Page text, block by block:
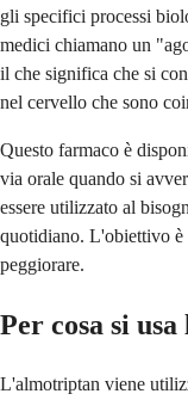
gli specifici processi
medici chiamano un
il che significa che si
nel cervello che sono
Questo farmaco è
via orale quando si
essere utilizzato al
quotidiano. L'obiettivo è
peggiorare.
Per cosa si
L'almotriptan viene